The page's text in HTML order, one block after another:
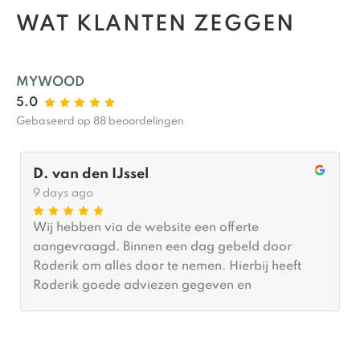
WAT KLANTEN ZEGGEN
MYWOOD
5.0
Gebaseerd op 88 beoordelingen
D. van den IJssel
9 days ago
Wij hebben via de website een offerte
aangevraagd. Binnen een dag gebeld door
Roderik om alles door te nemen. Hierbij heeft
Roderik goede adviezen gegeven en